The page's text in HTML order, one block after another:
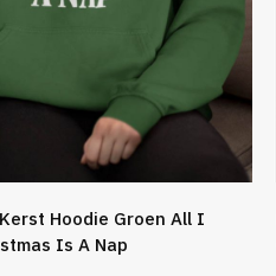
Hoodie Groen All I
Is A Nap